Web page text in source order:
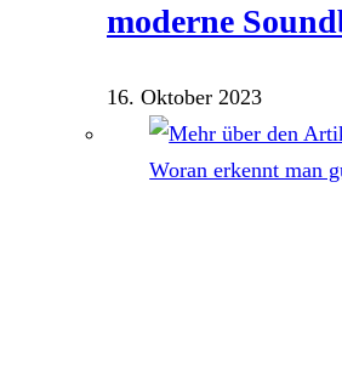
moderne
16. Oktober 2023